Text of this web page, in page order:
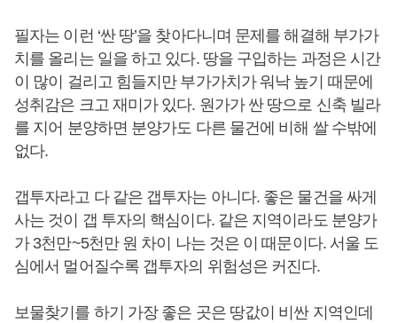
필자는 이런 ‘싼 땅’을 찾아다니며 문제를 해결해 부가가
치를 올리는 일을 하고 있다. 땅을 구입하는 과정은 시간
이 많이 걸리고 힘들지만 부가가치가 워낙 높기 때문에
성취감은 크고 재미가 있다. 원가가 싼 땅으로 신축 빌라
를 지어 분양하면 분양가도 다른 물건에 비해 쌀 수밖에
없다.
갭투자라고 다 같은 갭투자는 아니다. 좋은 물건을 싸게
사는 것이 갭 투자의 핵심이다. 같은 지역이라도 분양가
가 3천만~5천만 원 차이 나는 것은 이 때문이다. 서울 도
심에서 멀어질수록 갭투자의 위험성은 커진다.
보물찾기를 하기 가장 좋은 곳은 땅값이 비싼 지역인데